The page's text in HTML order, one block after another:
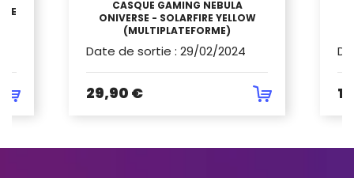
CASQUE GAMING NEBULA
ONIVERSE - SOLARFIRE YELLOW
(MULTIPLATEFORME)
Date de sortie : 29/02/2024
29,90 €